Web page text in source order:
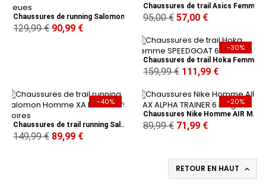
129,99 € 90,99 €
95,00 € 57,00 €
-30%
159,99 € 111,99 €
-40%
Chaussures de trail running Salomon Homme XA PRO 3D V9 Noires
149,99 € 89,99 €
-20%
Chaussures Nike Homme AIR MAX ALPHA TRAINER 6 Beiges
89,99 € 71,99 €
RETOUR EN HAUT 